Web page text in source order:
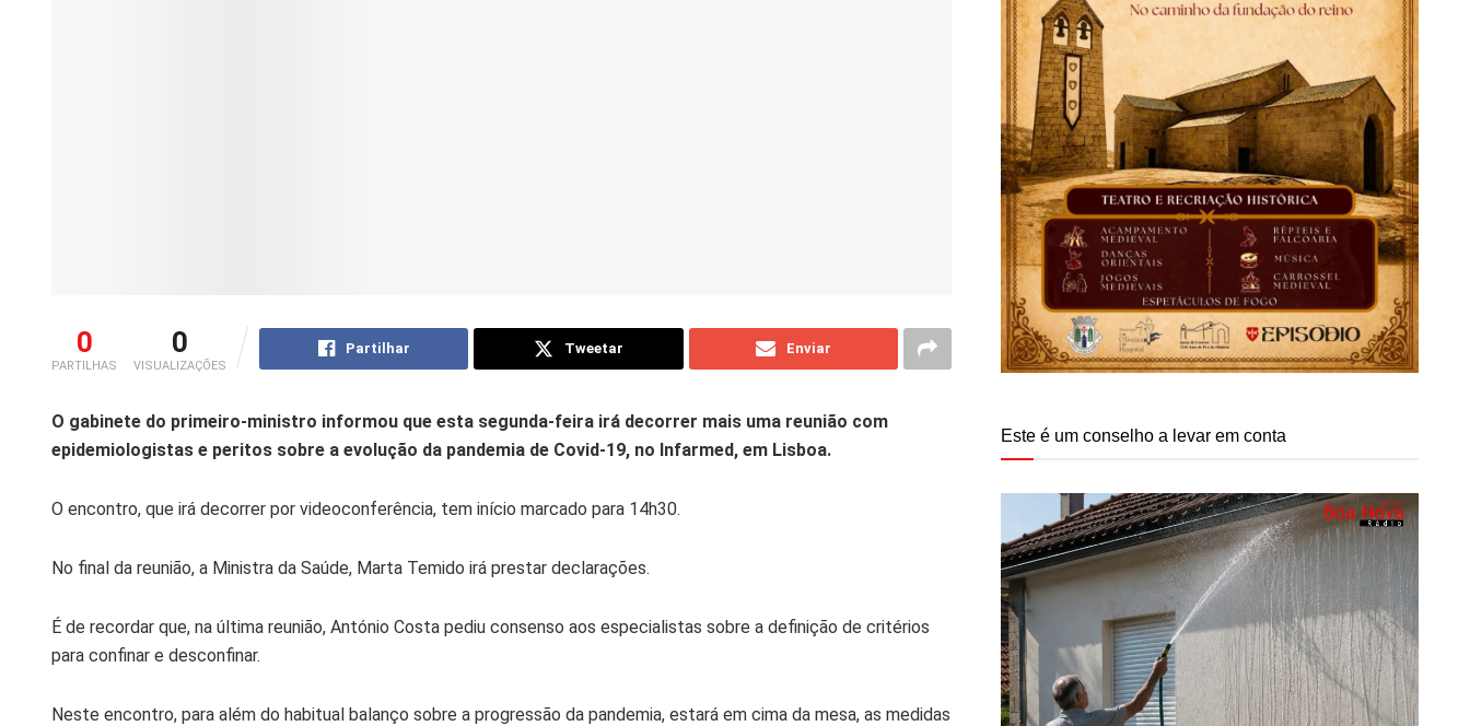
0
PARTILHAS
0
VISUALIZAÇÕES
Partilhar Tweetar Enviar
O gabinete do primeiro-ministro informou que esta segunda-feira irá decorrer mais uma reunião com
epidemiologistas e peritos sobre a evolução da pandemia de Covid-19, no Infarmed, em Lisboa.
O encontro, que irá decorrer por videoconferência, tem início marcado para 14h30.
No final da reunião, a Ministra da Saúde, Marta Temido irá prestar declarações.
É de recordar que, na última reunião, António Costa pediu consenso aos especialistas sobre a definição de critérios
para confinar e desconfinar.
Neste encontro, para além do habitual balanço sobre a progressão da pandemia, estará em cima da mesa, as medidas
Este é um conselho a levar em conta